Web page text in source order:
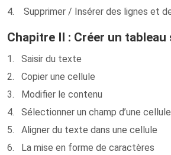
4. Supprimer / Insérer des lignes et
Chapitre II : Créer un tableau
1. Saisir du texte
2. Copier une cellule
3. Modifier le contenu
4. Sélectionner un champ d’une cellule
5. Aligner du texte dans une cellule
6. La mise en forme de caractères